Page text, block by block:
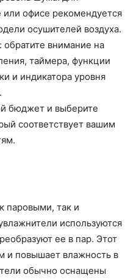
или офисе рекомендуется
осушителей воздуха.
обратите внимание на
таймера, функции
и индикатора уровня
бюджет и выберите
соответствует вашим
паровыми, так и
используются
ее в пар. Этот
и повышает влажность в
обычно оснащены